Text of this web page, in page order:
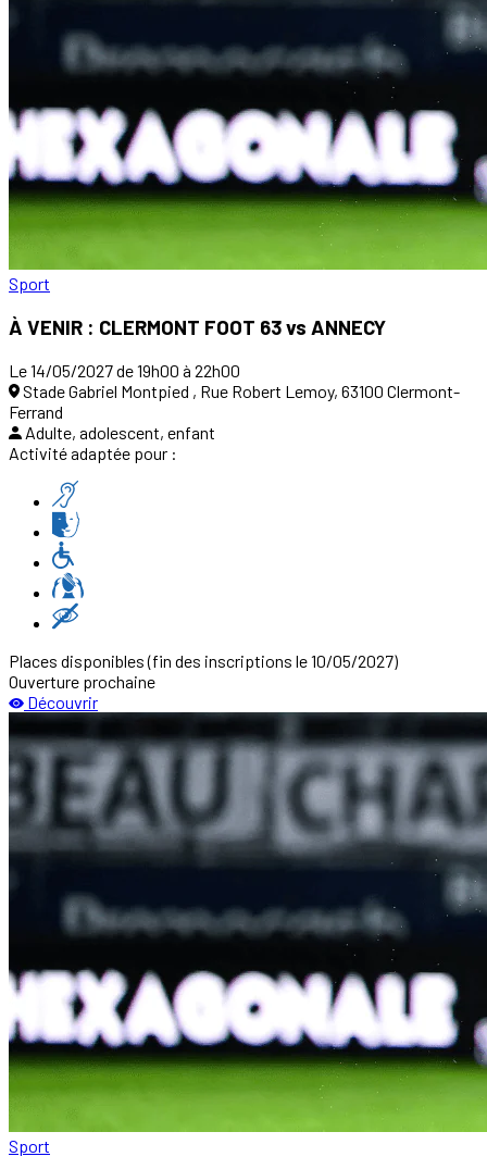
Sport
À VENIR : CLERMONT FOOT 63 vs ANNECY
Le 14/05/2027 de 19h00 à 22h00
Stade Gabriel Montpied , Rue Robert Lemoy, 63100 Clermont-
Ferrand
Adulte, adolescent, enfant
Activité adaptée pour :
Places disponibles(fin des inscriptions le 10/05/2027)
Ouverture prochaine
Découvrir
Sport